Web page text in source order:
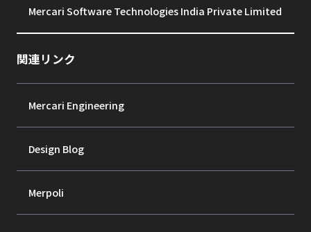
Mercari Software Technologies India Private Limited
関連リンク
Mercari Engineering
Design Blog
Merpoli